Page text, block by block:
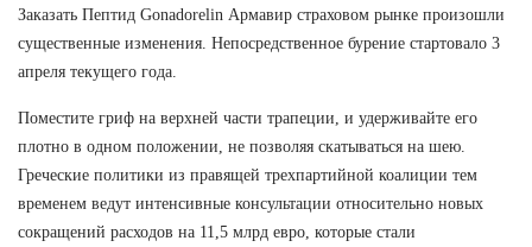
Заказать Пептид Gonadorelin Армавир страховом рынке произошли
существенные изменения. Непосредственное бурение стартовало 3
апреля текущего года.
Поместите гриф на верхней части трапеции, и удерживайте его
плотно в одном положении, не позволяя скатываться на шею.
Греческие политики из правящей трехпартийной коалиции тем
временем ведут интенсивные консультации относительно новых
сокращений расходов на 11,5 млрд евро, которые стали